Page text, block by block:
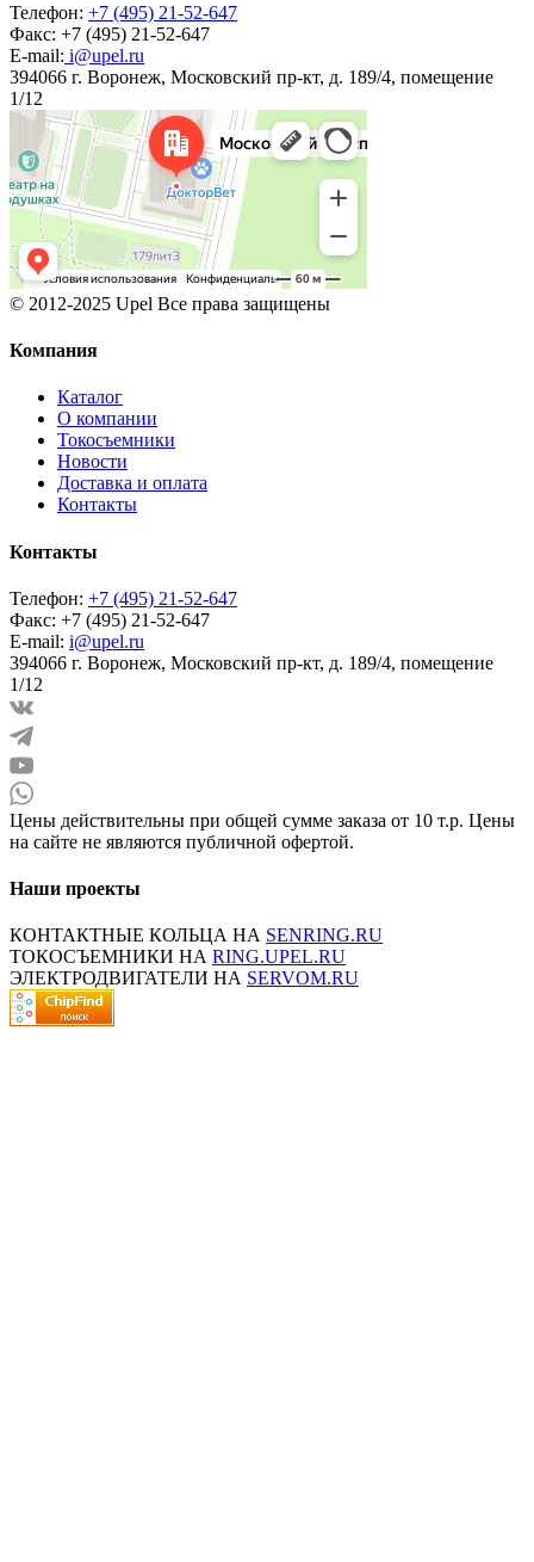
Телефон: +7 (495) 21-52-647
Факс: +7 (495) 21-52-647
E-mail: i@upel.ru
394066 г. Воронеж, Московский пр-кт, д. 189/4, помещение
1/12
© 2012-2025 Upel Все права защищены
Компания
Каталог
О компании
Токосъемники
Новости
Доставка и оплата
Контакты
Контакты
Телефон: +7 (495) 21-52-647
Факс: +7 (495) 21-52-647
E-mail: i@upel.ru
394066 г. Воронеж, Московский пр-кт, д. 189/4, помещение
1/12
Цены действительны при общей сумме заказа от 10 т.р. Цены
на сайте не являются публичной офертой.
Наши проекты
КОНТАКТНЫЕ КОЛЬЦА НА SENRING.RU
ТОКОСЪЕМНИКИ НА RING.UPEL.RU
ЭЛЕКТРОДВИГАТЕЛИ НА SERVOM.RU